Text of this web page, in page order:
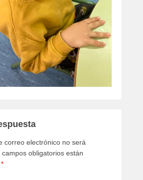
correo electrónico no será
campos obligatorios están
*